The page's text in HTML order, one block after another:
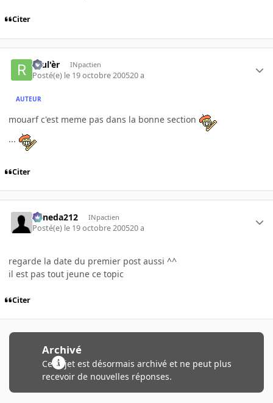
Citer
roul'èr INpactien
Posté(e) le 19 octobre 200520 a
AUTEUR
mouarf c'est meme pas dans la bonne section
...
Citer
keneda212 INpactien
Posté(e) le 19 octobre 200520 a
regarde la date du premier post aussi ^^
il est pas tout jeune ce topic
Citer
Archivé
Ce sujet est désormais archivé et ne peut plus
recevoir de nouvelles réponses.